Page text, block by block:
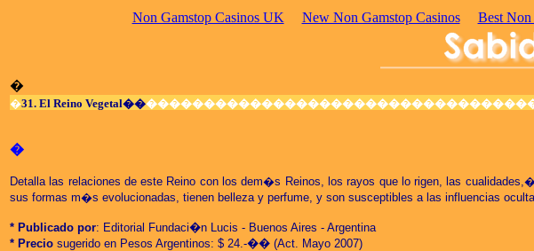
Non Gamstop Casinos UK New Non Gamstop Casinos Best Non
�
�31. El Reino Vegetal��
�
Detalla las relaciones de este Reino con los dem�s Reinos, los rayos que lo rigen, las
sus formas m�s evolucionadas, tienen belleza y perfume, y son susceptibles a las influencias
* Publicado por: Editorial Fundaci�n Lucis - Buenos Aires - Argentina
* Precio sugerido en Pesos Argentinos: $ 24.-�� (Act. Mayo 2007)